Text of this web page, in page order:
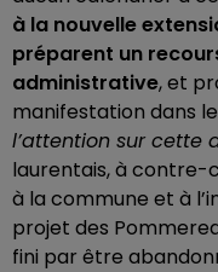
à la nouvelle
préparent un
administrative, et
manifestation dans
l’attention sur cette
laurentais, à contre-
à la commune et à
projet des
fini par être